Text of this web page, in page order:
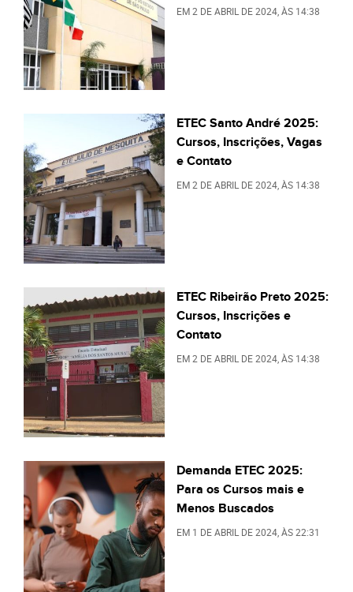
EM2 DE ABRIL DE 2024 , ÀS 14:38
ETEC Santo André 2025:
Cursos, Inscrições, Vagas
e Contato
EM2 DE ABRIL DE 2024 , ÀS 14:38
ETEC Ribeirão Preto 2025:
Cursos, Inscrições e
Contato
EM2 DE ABRIL DE 2024 , ÀS 14:38
Demanda ETEC 2025:
Para os Cursos mais e
Menos Buscados
EM 1 DE ABRIL DE 2024, ÀS22:31